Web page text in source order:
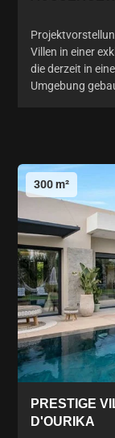
Villen in einer
die derzeit in
Umgebung
300 m²
PRESTIGE
D'OURIKA